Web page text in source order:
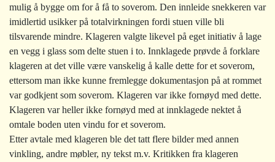
mulig å bygge om for å få to soverom. Den innleide snekkeren var
imidlertid usikker på totalvirkningen fordi stuen ville bli
tilsvarende mindre. Klageren valgte likevel på eget initiativ å lage
en vegg i glass som delte stuen i to. Innklagede prøvde å forklare
klageren at det ville være vanskelig å kalle dette for et soverom,
ettersom man ikke kunne fremlegge dokumentasjon på at rommet
var godkjent som soverom. Klageren var ikke fornøyd med dette.
Klageren var heller ikke fornøyd med at innklagede nektet å
omtale boden uten vindu for et soverom.
Etter avtale med klageren ble det tatt flere bilder med annen
vinkling, andre møbler, ny tekst m.v. Kritikken fra klageren